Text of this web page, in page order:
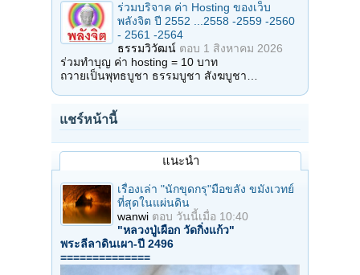
ร่วมบริจาค ค่า Hosting ของเว็บ
พลังจิต ปี 2552 ...2558 -2559 -2560
- 2561 -2564
ธรรมวิวัฒน์ ตอบ 1 สิงหาคม 2026
ร่วมทำบุญ ค่า hosting = 10 บาท
ถวายเป็นพุทธบูชา ธรรมบูชา สังฆบูชา…
แชร์หน้านี้
แนะนำ
เรื่องเล่า "นักขุดกรุ"มือขลัง ขมังเวทย์
ที่สุดในแผ่นดิน
wanwi ตอบ วันนี้เมื่อ 10:40
"หลวงปู่เผือก วัดกิ่งแก้ว"
พระลีลาดินเผา-ปี 2496
==============